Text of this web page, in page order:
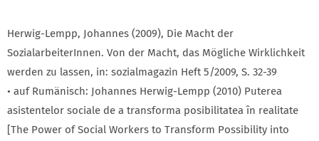
Herwig-Lempp, Johannes (2009), Die Macht der
SozialarbeiterInnen. Von der Macht, das Mögliche Wirklichkeit
werden zu lassen, in: sozialmagazin Heft 5/2009, S. 32-39
• auf Rumänisch: Johannes Herwig-Lempp (2010) Puterea
asistentelor sociale de a transforma posibilitatea în realitate
[The Power of Social Workers to Transform Possibility into